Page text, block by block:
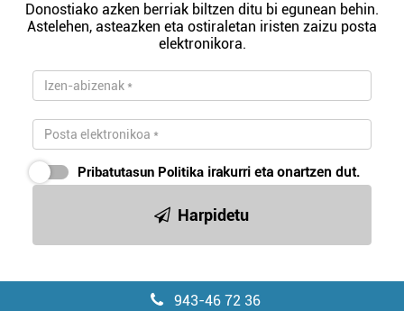
Donostiako azken berriak biltzen ditu bi egunean behin.
Astelehen, asteazken eta ostiraletan iristen zaizu posta
elektronikora.
Pribatutasun Politika irakurri eta onartzen dut.
Harpidetu
943-46 72 36